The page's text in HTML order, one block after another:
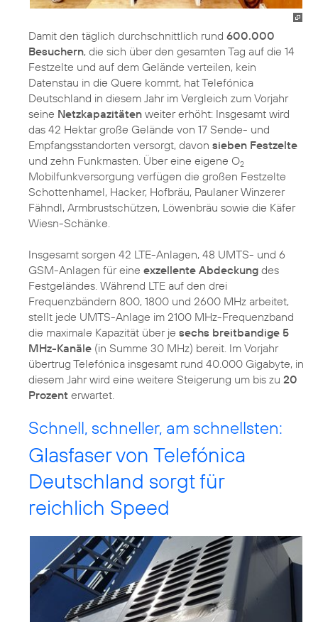
Damit den täglich durchschnittlich rund 600.000
Besuchern, die sich über den gesamten Tag auf die 14
Festzelte und auf dem Gelände verteilen, kein
Datenstau in die Quere kommt, hat Telefónica
Deutschland in diesem Jahr im Vergleich zum Vorjahr
seine Netzkapazitäten weiter erhöht: Insgesamt wird
das 42 Hektar große Gelände von 17 Sende- und
Empfangsstandorten versorgt, davon sieben Festzelte
und zehn Funkmasten. Über eine eigene O2
Mobilfunkversorgung verfügen die großen Festzelte
Schottenhamel, Hacker, Hofbräu, Paulaner Winzerer
Fähndl, Armbrustschützen, Löwenbräu sowie die Käfer
Wiesn-Schänke.
Insgesamt sorgen 42 LTE-Anlagen, 48 UMTS- und 6
GSM-Anlagen für eine exzellente Abdeckung des
Festgeländes. Während LTE auf den drei
Frequenzbändern 800, 1800 und 2600 MHz arbeitet,
stellt jede UMTS-Anlage im 2100 MHz-Frequenzband
die maximale Kapazität über je sechs breitbandige 5
MHz-Kanäle (in Summe 30 MHz) bereit. Im Vorjahr
übertrug Telefónica insgesamt rund 40.000 Gigabyte, in
diesem Jahr wird eine weitere Steigerung um bis zu 20
Prozent erwartet.
Schnell, schneller, am schnellsten:
Glasfaser von Telefónica
Deutschland sorgt für
reichlich Speed